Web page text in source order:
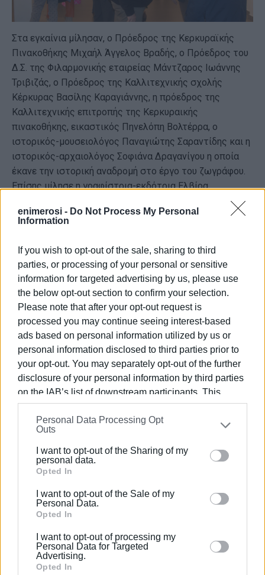
enimerosi - Do Not Process My Personal
Information
If you wish to opt-out of the sale, sharing to third
parties, or processing of your personal or sensitive
information for targeted advertising by us, please use
the below opt-out section to confirm your selection.
Please note that after your opt-out request is
processed you may continue seeing interest-based
ads based on personal information utilized by us or
personal information disclosed to third parties prior to
your opt-out. You may separately opt-out of the further
disclosure of your personal information by third parties
on the IAB’s list of downstream participants. This
information may also be disclosed by us to third parties
on theIAB’s List of Downstream Participants
that may
further disclose it to other third parties.
Please note that this website/app uses one or more
Google services and may gather and store information
behaviour. You may click to grant or deny consent to
Google and its third-party tags to use your data for
section.
Personal Data Processing Opt
Outs
I want to opt-out of the Sharing of my
personal data.
Opted In
I want to opt-out of the Sale of my
Personal Data.
Opted In
I want to opt-out of processing my
Personal Data for Targeted
Advertising.
Opted In
Στα εγκαίνια μίλησαν, ο Πρόεδρος της Κερκυραϊκής
Πινακοθήκης Μιχαήλ Άγγελος Βραδής, ο Πρόεδρος του
Δ.Σ. της Φιλαρμονικής εταιρείας Μάντζαρος Ιωάννης
Τριβιζάς, ο Πρόεδρος της Καλλιτεχνικής σχολής
Κέρκυρας Βασίλης Καραγιάννης, η πρόεδρος της
Kαλλιτεχνικής επιτροπής της Κερκυραικής
πινακοθήκης, εικαστικός Πηνελόπη Βολτέρρα, ο
ιστορικός-μουσειολόγος Παναγιώτης Σαραντίδης και η
ιστορικός-αρχαιολόγος Σοφιάνα Δραγανίγου η οποία
έκανε την ιστορική αναδρομή στο έργο του ζωγράφου.
Επίσης μίλησε η γραφίστρια-εκδότρια Ελβίρα
Μεταλληνού η οποία επιμελήθηκε τον συντονισμό της
χθεσινό βραδινής εκδήλωσης.